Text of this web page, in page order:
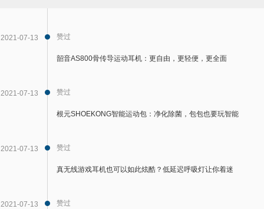
2021-07-13 赞过
韶音AS800骨传导运动耳机：更自由，更轻便，更全面
2021-07-13 赞过
根元SHOEKONG智能运动包：净化除菌，包包也要玩智能
2021-07-13 赞过
真无线游戏耳机也可以如此炫酷？低延迟呼吸灯让你着迷
2021-07-13 赞过